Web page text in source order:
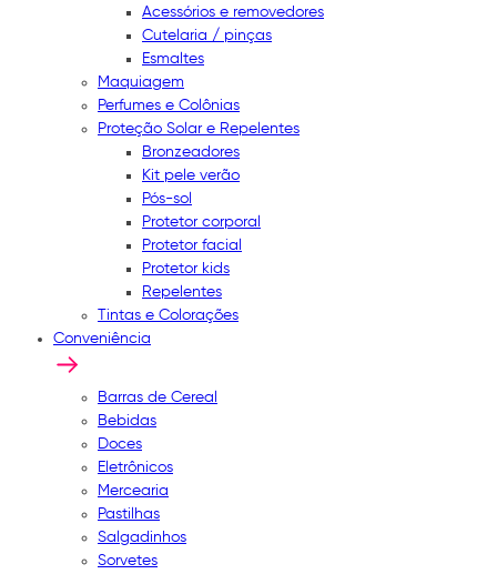
Acessórios e removedores
Cutelaria / pinças
Esmaltes
Maquiagem
Perfumes e Colônias
Proteção Solar e Repelentes
Bronzeadores
Kit pele verão
Pós-sol
Protetor corporal
Protetor facial
Protetor kids
Repelentes
Tintas e Colorações
Conveniência
Barras de Cereal
Bebidas
Doces
Eletrônicos
Mercearia
Pastilhas
Salgadinhos
Sorvetes